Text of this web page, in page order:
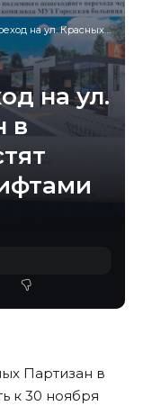
в Краснодаре оснастят эскалаторами и лифтами
на ул.
в
Партизан в
к 30 ноября